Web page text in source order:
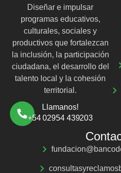
Diseñar e impulsar
programas educativos,
culturales, sociales y
productivos que fortalezcan
la inclusión, la participación
ciudadana, el desarrollo del
talento local y la cohesión
territorial.
Llamanos!
+54 02954 439203